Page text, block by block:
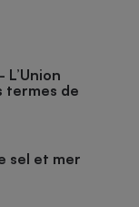
termes de
sel et mer